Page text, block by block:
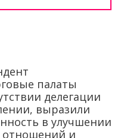
палаты
делегации
выразили
в улучшении
отношений и